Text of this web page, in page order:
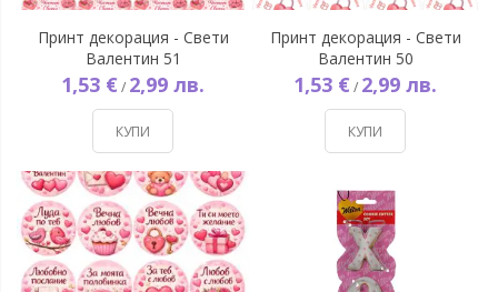
Принт декорация - Свети
Валентин 51
1,53 € / 2,99 лв.
КУПИ
Принт декорация - Свети
Валентин 50
1,53 € / 2,99 лв.
КУПИ